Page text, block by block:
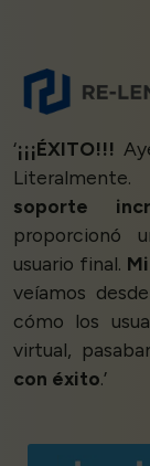
‘¡¡¡ÉXITO!!!
soporte
proporcionó
usuario final.
veíamos
cómo los
virtual,
con éxito.’